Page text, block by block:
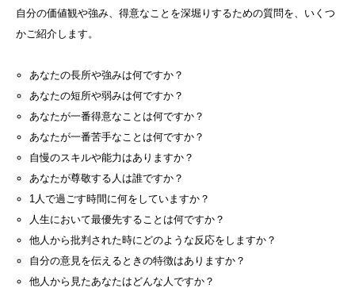
自分の価値観や強み、得意なことを深堀りするための質問を、いくつ
かご紹介します。
あなたの長所や強みは何ですか？
あなたの短所や弱みは何ですか？
あなたが一番得意なことは何ですか？
あなたが一番苦手なことは何ですか？
自慢のスキルや能力はありますか？
あなたが尊敬する人は誰ですか？
1人で過ごす時間に何をしていますか？
人生において最優先することは何ですか？
他人から批判された時にどのような反応をしますか？
自分の意見を伝えるときの特徴はありますか？
他人から見たあなたはどんな人ですか？